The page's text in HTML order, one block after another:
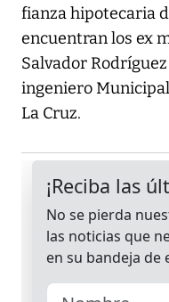
fianza hipotecaria
encuentran los ex
Salvador
ingeniero
La Cruz.